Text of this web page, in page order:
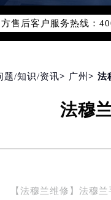
售后客户服务热线：
线400-609-9509，服
中心最新网点地址：
东方广场写字楼W3座
汇中心写字楼2座37层
星耀天地写字楼1号楼
题/知识/资讯> 广州 > 法
法穆
【法穆兰维修】法穆